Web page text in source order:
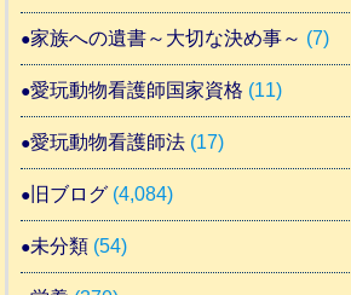
家族への遺書～大切な決め事～ (7)
愛玩動物看護師国家資格 (11)
愛玩動物看護師法 (17)
旧ブログ (4,084)
未分類 (54)